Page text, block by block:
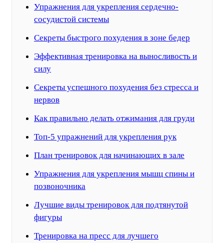
Упражнения для укрепления сердечно-
сосудистой системы
Секреты быстрого похудения в зоне бедер
Эффективная тренировка на выносливость и
силу
Секреты успешного похудения без стресса и
нервов
Как правильно делать отжимания для груди
Топ-5 упражнений для укрепления рук
План тренировок для начинающих в зале
Упражнения для укрепления мышц спины и
позвоночника
Лучшие виды тренировок для подтянутой
фигуры
Тренировка на пресс для лучшего